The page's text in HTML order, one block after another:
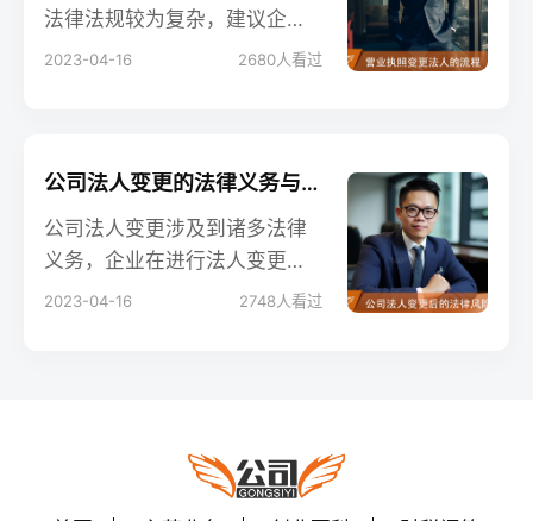
法律法规较为复杂，建议企业
在办理过程中寻求专业律师或
业建议和指导，帮助公司顺利
程。
2023-04-16 2680人看过
公司法人变更的法律义务与风险规避策略
公司法人变更涉及到诸多法律
义务，企业在进行法人变更
时，应充分了解相关法律规
动态、建立风险防范机制等方
面的工作，确保企业合规、稳
2023-04-16 2748 人看过